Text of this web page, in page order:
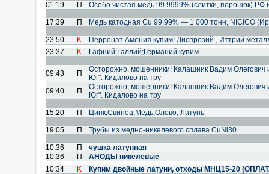
01:19 П Особо чистая медь 99.9999% (слитки, порошок) РФ
17:39 П Медь катодная Cu 99,99% — 1 000 тонн, NICICO
23:50 K
Перренат Амония купим! Диспрозий , Иттрий
23:37
K Гафний;Галлий;Германий купим.
09:43 П
Осторожно, мошенники! Калашник Вадим
Юг". Кидалово на тру
09:40
П
Осторожно, мошенники! Калашник Вадим
Юг". Кидалово на тру
15:20 П Цинк,Свинец,Медь,Олово, Латунь
19:05 П Трубы из медно-никелевого сплава CuNi30
10:36 П
чушка латунная
10:36
П
АНОДЫ никелевые
10:34
K Купим двойные латуни, отходы МНЦ15-20